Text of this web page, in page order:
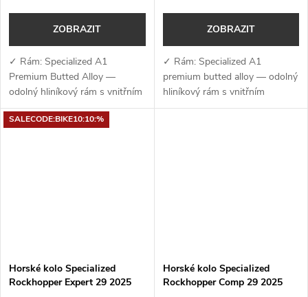
ZOBRAZIT
✓ Rám: Specialized A1
Premium Butted Alloy —
odolný hliníkový rám s vnitřním
vedením kabelů, úchyty na
nosič a kompatibilitou s
ZOBRAZIT
✓ Rám: Specialized A1
premium butted alloy — odolný
hliníkový rám s vnitřním
vedením kabelů, úchyty na
SALECODE:BIKE10:10:%
Horské kolo Specialized
Rockhopper Expert 29 2025
Horské kolo Specialized
Rockhopper Comp 29 2025